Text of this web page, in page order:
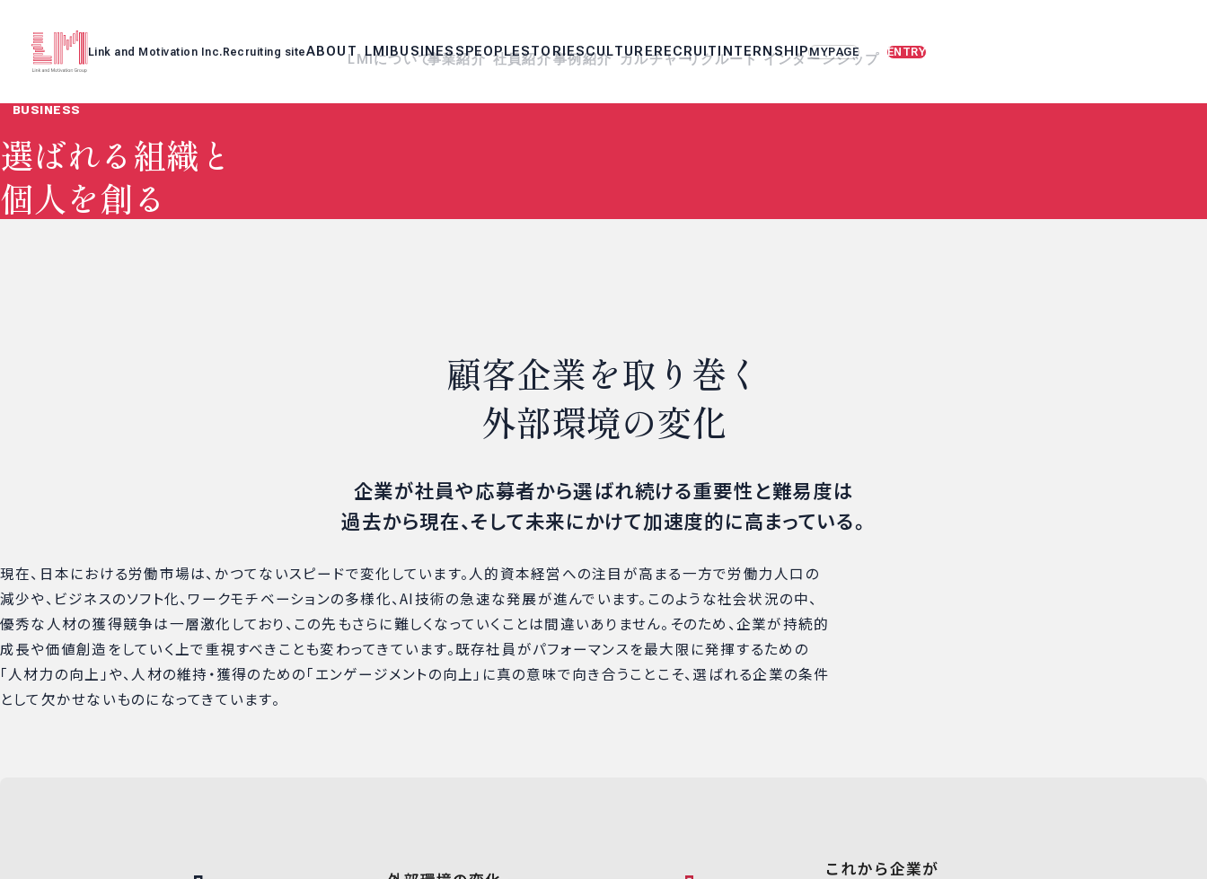
Link and Motivation Inc.Recruiting siteABOU T LMI
LMIについて
BU SINESS
事業紹介
PEOPLE
社員紹介
STO RIES
事例紹介
CULTURE
カルチャー
RECRUIT
リクルート
INTERNSHIP
インタ ーンシッ プ
MYPAGE ENTRY
BUSINESS
選ばれる組織と
個人を創る
顧客企業を取り巻く
外部環境の変化
企業が社員や応募者から選ばれ続ける重要性と難易度は
過去から現在、そして未来にかけて加速度的に高まっている。
現在、日本における労働市場は、かつてないスピードで変化しています。人的資本経営への注目が高まる一方で労働力人口の
減少や、ビジネスのソフト化、ワークモチベーションの多様化、AI技術の急速な発展が進んでいます。このような社会状況の中、
優秀な人材の獲得競争は一層激化しており、この先もさらに難しくなっていくことは間違いありません。そのため、企業が持続的
成長や価値創造をしていく上で重視すべきことも変わってきています。既存社員がパフォーマンスを最大限に発揮するための
「人材力の向上」や、人材の維持・獲得のための「エンゲージメントの向上」に真の意味で向き合うことこそ、選ばれる企業の条件
として欠かせないものになってきています。